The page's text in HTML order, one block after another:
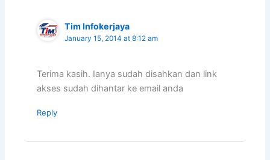
Tim Infokerjaya
January 15, 2014 at 8:12 am
Terima kasih. Ianya sudah disahkan dan link
akses sudah dihantar ke email anda
Reply